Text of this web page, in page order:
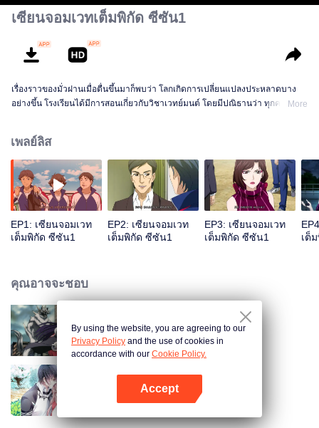
เซียนจอมเวทเต็มพิกัด ซีซัน1
เรื่องราวของมั่วฝานเมื่อตื่นขึ้นมาก็พบว่า โลกเกิดการเปลี่ยนแปลงประหลาดบาง
อย่างขึ้น โรงเรียนได้มีการสอนเกี่ยวกับวิชาเวทย์มนต์ โดยมีปณิธานว่า ทุกคนจะ
สามารถเป็นจอมเวทย์แนวหน้าของโลกนี้ได้หรือไม่ โปรดติดตาม...
More
เพลย์ลิส
EP1: เซียนจอมเวท
เต็มพิกัด ซีซัน1
EP2: เซียนจอมเวท
เต็มพิกัด ซีซัน1
EP3: เซียนจอมเวท
เต็มพิกัด ซีซัน1
เต็
คุณอาจจะชอบ
เซียนจอมเวทเต็มพิกัด ซีซัน2
สามีแห่งชาตินำกลับบ้าน SS1
By using the website, you are agreeing to our
Privacy Policy and the use of cookies in
accordance with our Cookie Policy.
Accept